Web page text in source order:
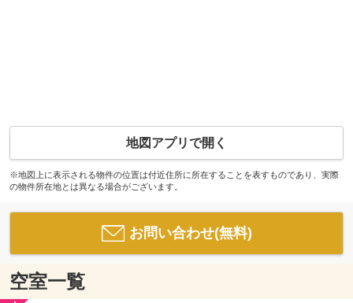
地図アプリで開く
※地図上に表示される物件の位置は付近住所に所在することを表すものであり、実際
の物件所在地とは異なる場合がございます。
お問い合わせ(無料)
空室一覧